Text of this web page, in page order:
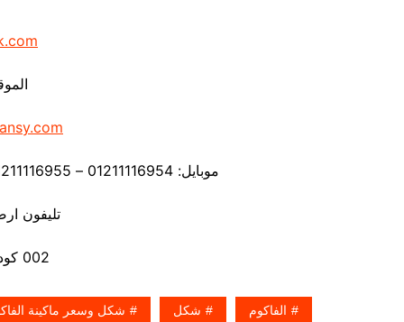
موبايل: 01211116954 – 01211116955 – 01211116956 – – 01211116958
تليفون ارضي
002 كود مصر قبل الرقم
الفاكوم شكل شكل وسعر ماكينة